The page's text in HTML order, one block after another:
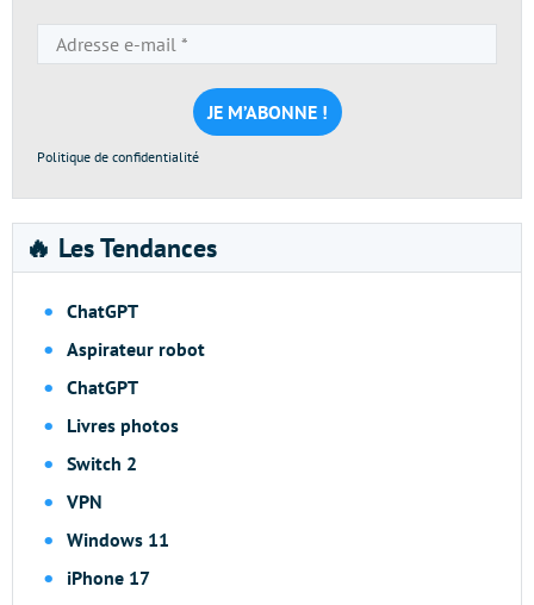
e-
mail
*
Politique de confidentialité
🔥 Les Tendances
ChatGPT
Aspirateur robot
ChatGPT
Livres photos
Switch 2
VPN
Windows 11
iPhone 17